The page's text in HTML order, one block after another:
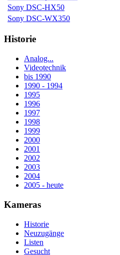
Sony DSC-HX50
Sony DSC-WX350
Historie
Analog...
Videotechnik
bis 1990
1990 - 1994
1995
1996
1997
1998
1999
2000
2001
2002
2003
2004
2005 - heute
Kameras
Historie
Neuzugänge
Listen
Gesucht